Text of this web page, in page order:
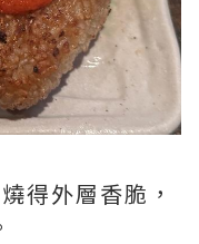
得外層香脆，